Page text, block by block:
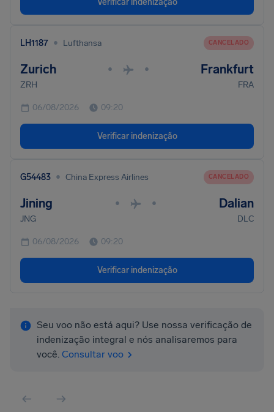
Verificar indenização
LH1187 • Lufthansa CANCELADO
Zurich • • Frankfurt
ZRH FRA
06/08/2026 09:20
Verificar indenização
G54483 • China Express Airlines CANCELADO
Jining • • Dalian
JNG DLC
06/08/2026 09:20
Verificar indenização
Seu voo não está aqui? Use nossa verificação de
indenização integral e nós analisaremos para
você. Consultar voo